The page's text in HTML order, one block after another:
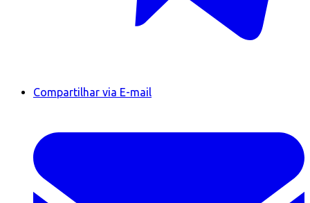
Compartilhar via E-mail